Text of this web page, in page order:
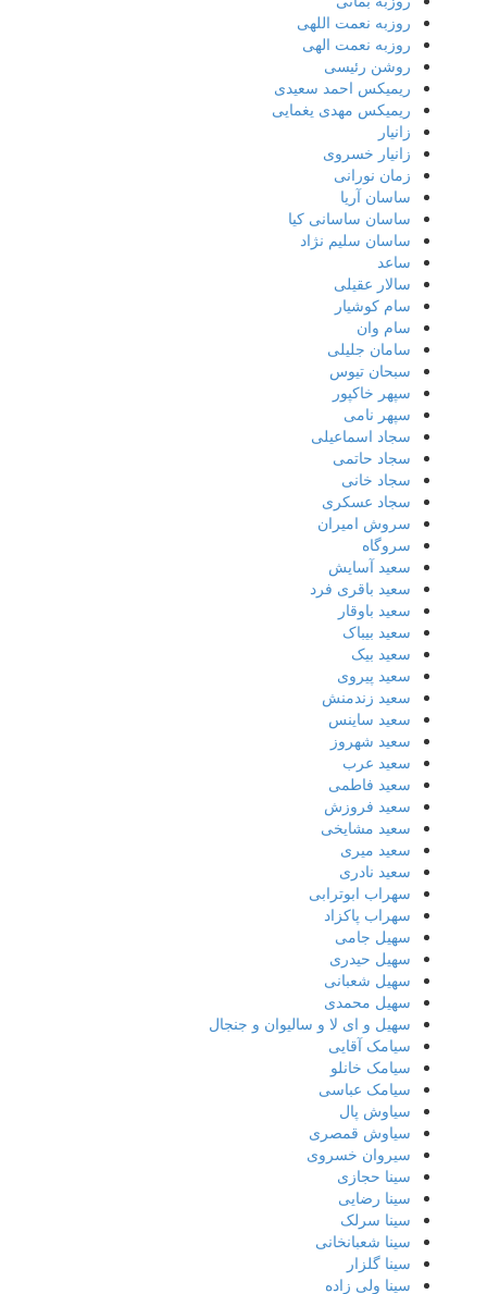
روزبه نعمت اللهی
روزبه نعمت الهی
روشن رئیسی
ریمیکس احمد سعیدی
ریمیکس مهدی یغمایی
زانیار
زانیار خسروی
زمان نورانی
ساسان آریا
ساسان ساسانی کیا
ساسان سلیم نژاد
ساعد
سالار عقیلی
سام کوشیار
سام وان
سامان جلیلی
سبحان تیوس
سپهر خاکپور
سپهر نامی
سجاد اسماعیلی
سجاد حاتمی
سجاد خانی
سجاد عسکری
سروش امیران
سروگاه
سعید آسایش
سعید باقری فرد
سعید باوقار
سعید بیباک
سعید بیک
سعید پیروی
سعید زندمنش
سعید ساینس
سعید شهروز
سعید عرب
سعید فاطمی
سعید فروزش
سعید مشایخی
سعید میری
سعید نادری
سهراب ابوترابی
سهراب پاکزاد
سهیل جامی
سهیل حیدری
سهیل شعبانی
سهیل محمدی
سهیل و ای لا و سالیوان و جنجال
سیامک آقایی
سیامک خانلو
سیامک عباسی
سیاوش پال
سیاوش قمصری
سیروان خسروی
سینا حجازی
سینا رضایی
سینا سرلک
سینا شعبانخانی
سینا گلزار
سینا ولی زاده